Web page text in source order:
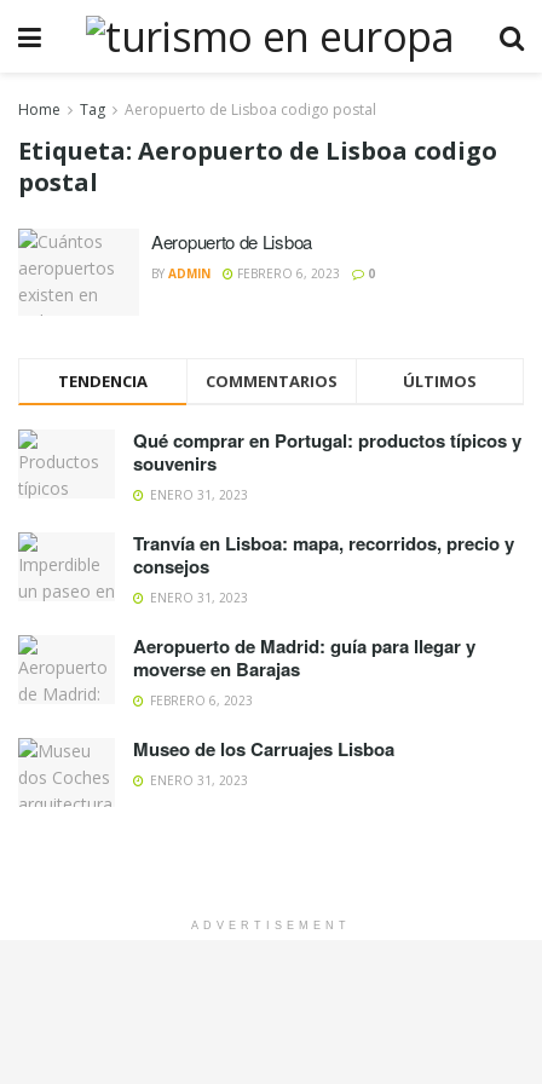
Home Tag Aeropuerto de Lisboa codigo postal
Etiqueta: Aeropuerto de Lisboa codigo
postal
Aeropuerto de Lisboa
BY ADMIN FEBRERO 6, 2023 0
TENDENCIA COMMENTARIOS ÚLTIMOS
Qué comprar en Portugal: productos típicos y
souvenirs
ENERO 31, 2023
Tranvía en Lisboa: mapa, recorridos, precio y
consejos
ENERO 31, 2023
Aeropuerto de Madrid: guía para llegar y
moverse en Barajas
FEBRERO 6, 2023
Museo de los Carruajes Lisboa
ENERO 31, 2023
ADVERTISEMENT